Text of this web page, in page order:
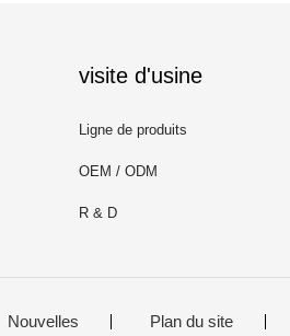
visite d'usine
Ligne de produits
OEM / ODM
R & D
Nouvelles Plan du site